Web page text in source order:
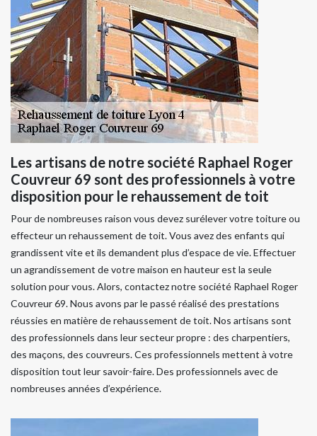
Les artisans de notre société Raphael Roger
Couvreur 69 sont des professionnels à votre
disposition pour le rehaussement de toit
Pour de nombreuses raison vous devez surélever votre toiture ou
effecteur un rehaussement de toit. Vous avez des enfants qui
grandissent vite et ils demandent plus d’espace de vie. Effectuer
un agrandissement de votre maison en hauteur est la seule
solution pour vous. Alors, contactez notre société Raphael Roger
Couvreur 69. Nous avons par le passé réalisé des prestations
réussies en matière de rehaussement de toit. Nos artisans sont
des professionnels dans leur secteur propre : des charpentiers,
des maçons, des couvreurs. Ces professionnels mettent à votre
disposition tout leur savoir-faire. Des professionnels avec de
nombreuses années d’expérience.